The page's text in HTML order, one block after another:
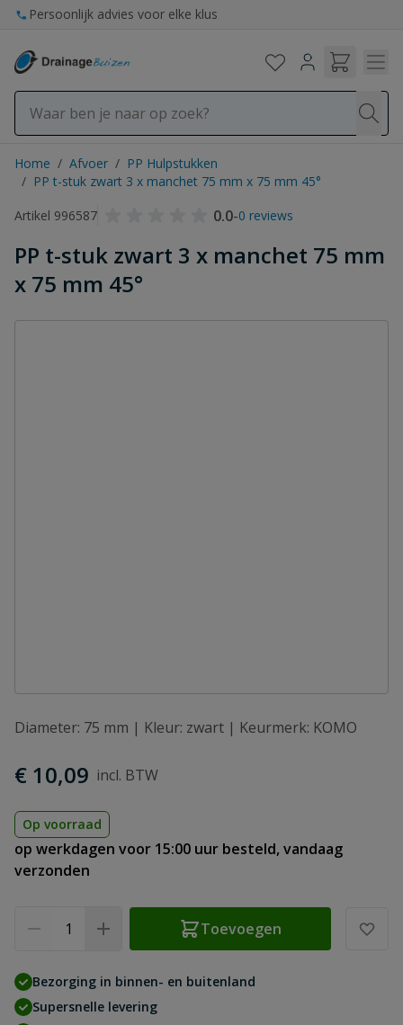
Ga naar de inhoud
Persoonlijk advies voor elke klus
Home / Afvoer / PP Hulpstukken
/ PP t-stuk zwart 3 x manchet 75 mm x 75 mm 45°
Artikel 996587
0.0-0 reviews
PP t-stuk zwart 3 x manchet 75 mm
x 75 mm 45°
Diameter: 75 mm | Kleur: zwart | Keurmerk: KOMO
€ 10,09
Op voorraad
op werkdagen voor 15:00 uur besteld, vandaag
verzonden
Toevoegen
Bezorging in binnen- en buitenland
Supersnelle levering